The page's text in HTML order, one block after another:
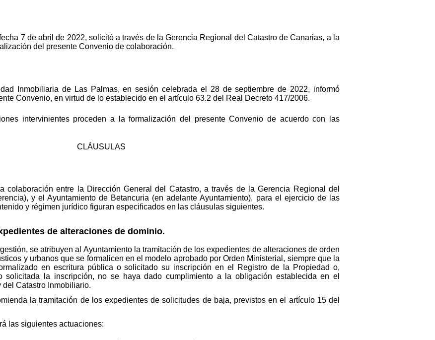
7 de abril de 2022, solicitó a través de la Gerencia Regional del Catastro de Canarias, a la
del presente Convenio de colaboración.
Inmobiliaria de Las Palmas, en sesión celebrada el 28 de septiembre de 2022, informó
Convenio, en virtud de lo establecido en el artículo 63.2 del Real Decreto 417/2006.
intervinientes proceden a la formalización del presente Convenio de acuerdo con las
CLÁUSULAS
colaboración entre la Dirección General del Catastro, a través de la Gerencia Regional del
y el Ayuntamiento de Betancuria (en adelante Ayuntamiento), para el ejercicio de las
y régimen jurídico figuran especificados en las cláusulas siguientes.
de alteraciones de dominio.
se atribuyen al Ayuntamiento la tramitación de los expedientes de alteraciones de orden
y urbanos que se formalicen en el modelo aprobado por Orden Ministerial, siempre que la
en escritura pública o solicitado su inscripción en el Registro de la Propiedad o,
solicitada la inscripción, no se haya dado cumplimiento a la obligación establecida en el
Catastro Inmobiliario.
la tramitación de los expedientes de solicitudes de baja, previstos en el artículo 15 del
las siguientes actuaciones: